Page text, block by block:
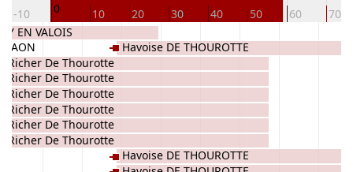
-10 0 10 20 30 40 50 60 70
EN VALOIS
LAON
Richer De Thourotte
Richer De Thourotte
Richer De Thourotte
Richer De Thourotte
Richer De Thourotte
Richer De Thourotte
Havoise DE THOUROTTE
Havoise DE THOUROTTE